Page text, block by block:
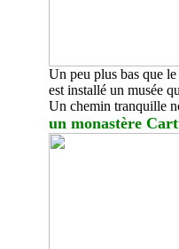
Un peu plus bas que
est installé un musée
Un chemin tranquille
un monastère